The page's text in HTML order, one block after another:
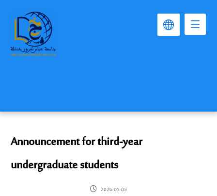
Announcement for third-year
undergraduate students
2026-05-05